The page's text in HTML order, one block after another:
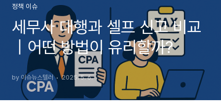
정책 이슈
세무사 대행과 셀프 신고 비교
｜어떤 방법이 유리할까?
by 이슈뉴스텔러 2025. 5. 6.